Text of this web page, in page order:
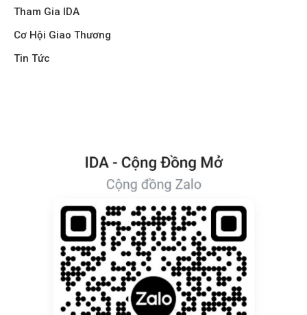
Tham Gia IDA
Cơ Hội Giao Thương
Tin Tức